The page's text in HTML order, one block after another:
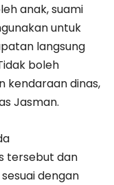
anak, suami
untuk
langsung
boleh
kendaraan dinas,
Jasman.
tersebut dan
dengan